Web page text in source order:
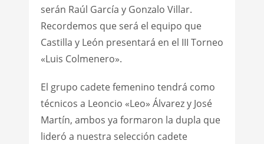
serán Raúl García y Gonzalo Villar.
Recordemos que será el equipo que
Castilla y León presentará en el III Torneo
«Luis Colmenero».
El grupo cadete femenino tendrá como
técnicos a Leoncio «Leo» Álvarez y José
Martín, ambos ya formaron la dupla que
lideró a nuestra selección cadete